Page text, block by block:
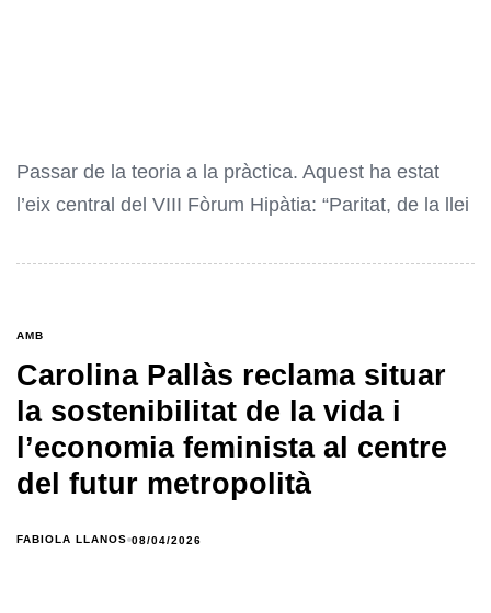
Passar de la teoria a la pràctica. Aquest ha estat
l’eix central del VIII Fòrum Hipàtia: “Paritat, de la llei
AMB
Carolina Pallàs reclama situar
la sostenibilitat de la vida i
l’economia feminista al centre
del futur metropolità
FABIOLA LLANOS 08/04/2026